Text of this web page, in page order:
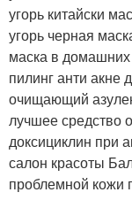
угорь китайски
угорь черная
маска в
пилинг анти акне
очищающий
лучшее средство
доксициклин при
салон красоты
проблемной кожи